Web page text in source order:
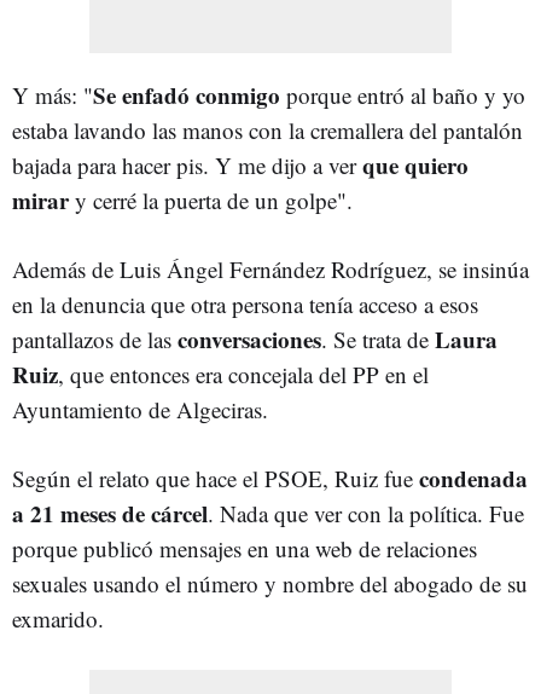
Y más: "Se enfadó conmigo porque entró al baño y yo
estaba lavando las manos con la cremallera del pantalón
bajada para hacer pis. Y me dijo a verque quiero
mirary cerré la puerta de un golpe".
Además de Luis Ángel Fernández Rodríguez, se insinúa
en la denuncia que otra persona tenía acceso a esos
pantallazos de las conversaciones. Se trata de Laura
Ruiz, que entonces era concejala del PP en el
Ayuntamiento de Algeciras.
Según el relato que hace el PSOE, Ruiz fue condenada
a 21 meses de cárcel. Nada que ver con la política. Fue
porque publicó mensajes en una web de relaciones
sexuales usando el número y nombre del abogado de su
exmarido.